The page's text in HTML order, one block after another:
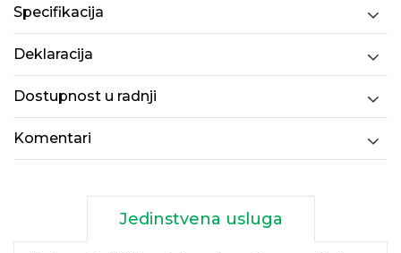
Specifikacija
Deklaracija
Dostupnost u radnji
Komentari
Jedinstvena usluga